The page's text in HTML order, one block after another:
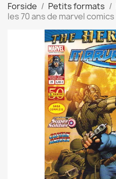
Forside Petits formats
les 70 ans de marvel comics